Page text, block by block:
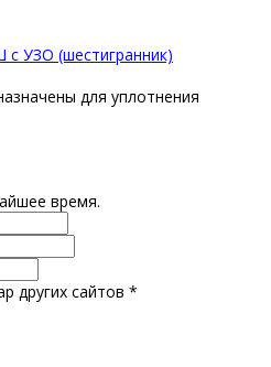
УЗО (шестигранник)
для уплотнения
время.
других сайтов *